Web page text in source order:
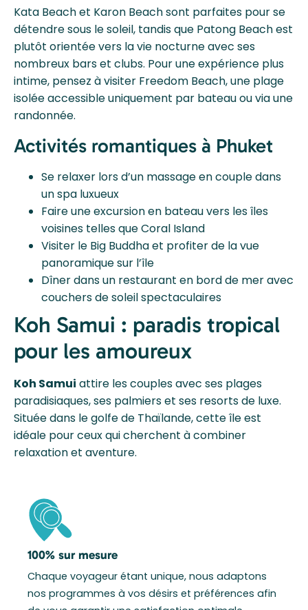
Kata Beach et Karon Beach sont parfaites pour se
détendre sous le soleil, tandis que Patong Beach est
plutôt orientée vers la vie nocturne avec ses
nombreux bars et clubs. Pour une expérience plus
intime, pensez à visiter Freedom Beach, une plage
isolée accessible uniquement par bateau ou via une
randonnée.
Activités romantiques à Phuket
Se relaxer lors d’un massage en couple dans
un spa luxueux
Faire une excursion en bateau vers les îles
voisines telles que Coral Island
Visiter le Big Buddha et profiter de la vue
panoramique sur l’île
Dîner dans un restaurant en bord de mer avec
couchers de soleil spectaculaires
Koh Samui : paradis tropical
pour les amoureux
Koh Samui attire les couples avec ses plages
paradisiaques, ses palmiers et ses resorts de luxe.
Située dans le golfe de Thaïlande, cette île est
idéale pour ceux qui cherchent à combiner
relaxation et aventure.
100% sur mesure
Chaque voyageur étant unique, nous adaptons
nos programmes à vos désirs et préférences afin